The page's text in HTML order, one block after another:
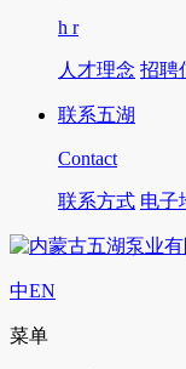
h r
人才理念 招聘
联系五湖
Contact
联系方式 电子
中EN
菜单